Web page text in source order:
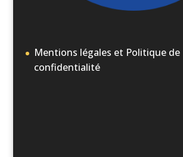
Mentions légales et Politique de
confidentialité